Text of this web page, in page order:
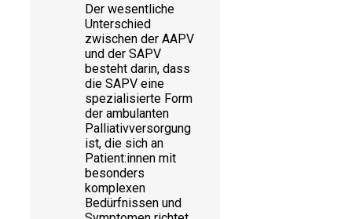
Der wesentliche
Unterschied
zwischen der AAPV
und der SAPV
besteht darin, dass
die SAPV eine
spezialisierte Form
der ambulanten
Palliativversorgung
ist, die sich an
Patient:innen mit
besonders
komplexen
Bedürfnissen und